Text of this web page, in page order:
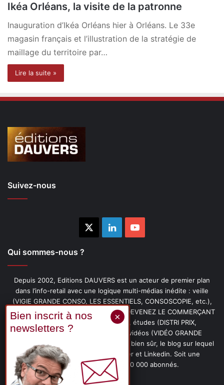
Ikéa Orléans, la visite de la patronne
Inauguration d’Ikéa Orléans hier à Orléans. Le 33e
magasin français et l’illustration de la stratégie de
maillage du territoire par…
Lire la suite »
Suivez-nous
LinkedinYouTube
Qui sommes-nous ?
Depuis 2002, Editions DAUVERS est un acteur de premier plan
dans l’info-retail avec une logique multi-médias inédite : veille
(VIGIE GRANDE CONSO, LES ESSENTIELS, CONSOSCOPIE, etc.),
livres (PENSER-CLIENT, IMAGE-PRIX, DEVENEZ LE COMMERÇANT
PRÉFÉRÉ DE VOS CLIENTS, etc.), études (DISTRI PRIX,
PROMOFLASH, DRIVE INSIGHTS), vidéos (VIDÉO GRANDE
CONSO), podcasts (CAFÉ CONSO) et, bien sûr, le blog sur lequel
vous êtes, ainsi que les fils Twitter et Linkedin. Soit une
communauté de plus de 150 000 abonnés.